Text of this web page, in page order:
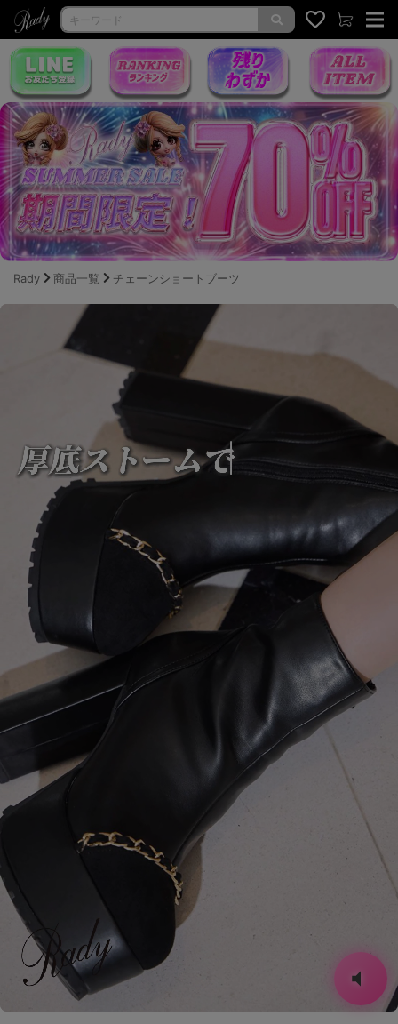
Rady 商品一覧 チェーンショートブーツ